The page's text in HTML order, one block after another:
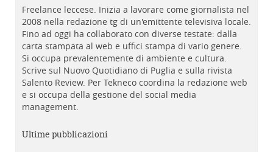
Freelance leccese. Inizia a lavorare come giornalista nel
2008 nella redazione tg di un'emittente televisiva locale.
Fino ad oggi ha collaborato con diverse testate: dalla
carta stampata al web e uffici stampa di vario genere.
Si occupa prevalentemente di ambiente e cultura.
Scrive sul Nuovo Quotidiano di Puglia e sulla rivista
Salento Review. Per Tekneco coordina la redazione web
e si occupa della gestione del social media
management.
Ultime pubblicazioni